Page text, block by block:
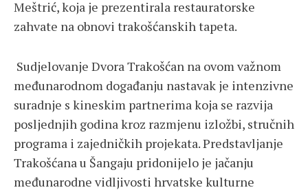
Meštrić, koja je prezentirala restauratorske
zahvate na obnovi trakošćanskih tapeta.
Sudjelovanje Dvora Trakošćan na ovom važnom
međunarodnom događanju nastavak je intenzivne
suradnje s kineskim partnerima koja se razvija
posljednjih godina kroz razmjenu izložbi, stručnih
programa i zajedničkih projekata. Predstavljanje
Trakošćana u Šangaju pridonijelo je jačanju
međunarodne vidljivosti hrvatske kulturne